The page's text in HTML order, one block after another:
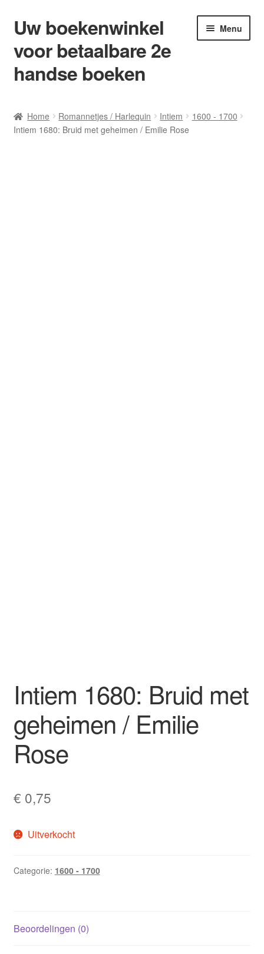
Ga
door
naar
navigatie
Ga
naar
de
inhoud
Uw boekenwinkel
voor betaalbare 2e
handse boeken
Menu
Afrekenen
Home Romannetjes / Harlequin Intiem
1600 - 1700
Intiem 1680: Bruid met geheimen / Emilie Rose
Intiem 1680: Bruid met
geheimen / Emilie
Rose
€ 0,75
Uitverkocht
Categorie: 1600 - 1700
Beoordelingen (0)